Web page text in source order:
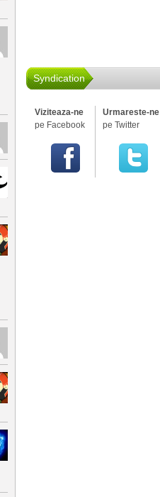
Syndication
Viziteaza-ne
pe Facebook
Urmareste-ne
pe Twitter